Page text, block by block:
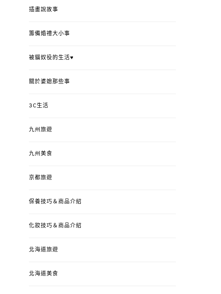
插畫說故事
籌備婚禮大小事
被貓奴役的生活♥
關於婆媳那些事
3C生活
九州旅遊
九州美食
京都旅遊
保養技巧＆商品介紹
化妝技巧＆商品介紹
北海道旅遊
北海道美食